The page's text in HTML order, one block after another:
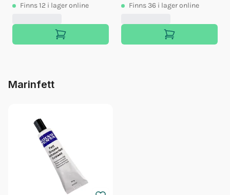
Finns12 i lager online Finns 36 i lager online
Marinfett